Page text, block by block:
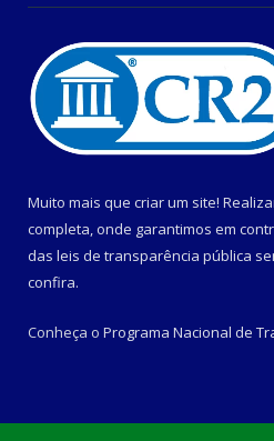
Muito mais que criar um site!
completa, onde garantimos em
das leis de transparência pública
confira.
Conheça o Programa Nacional de